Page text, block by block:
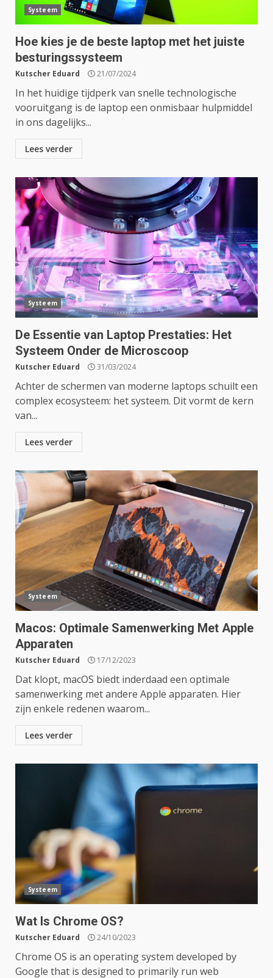
Systeem
Hoe kies je de beste laptop met het juiste
besturingssysteem
Kutscher Eduard 21/07/2024
In het huidige tijdperk van snelle technologische
vooruitgang is de laptop een onmisbaar hulpmiddel
in ons dagelijks...
Lees verder
Systeem
De Essentie van Laptop Prestaties: Het
Systeem Onder de Microscoop
Kutscher Eduard 31/03/2024
Achter de schermen van moderne laptops schuilt een
complex ecosysteem: het systeem. Dit vormt de kern
van...
Lees verder
Systeem
Macos: Optimale Samenwerking Met Apple
Apparaten
Kutscher Eduard 17/12/2023
Dat klopt, macOS biedt inderdaad een optimale
samenwerking met andere Apple apparaten. Hier
zijn enkele redenen waarom...
Lees verder
Systeem
Wat Is Chrome OS?
Kutscher Eduard 24/10/2023
Chrome OS is an operating system developed by
Google that is designed to primarily run web